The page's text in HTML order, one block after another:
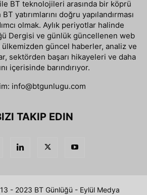
ile BT teknolojileri arasında bir köprü
yatırımlarını doğru yapılandırması
olmak. Aylık periyotlar halinde
Dergisi ve günlük güncellenen web
güncel haberler, analiz ve
sektörden başarı hikayeleri ve daha
içerisinde barındırıyor.
info@btgunlugu.com
TAKIP EDIN
- 2023 BT Günlüğü - Eylül Medya